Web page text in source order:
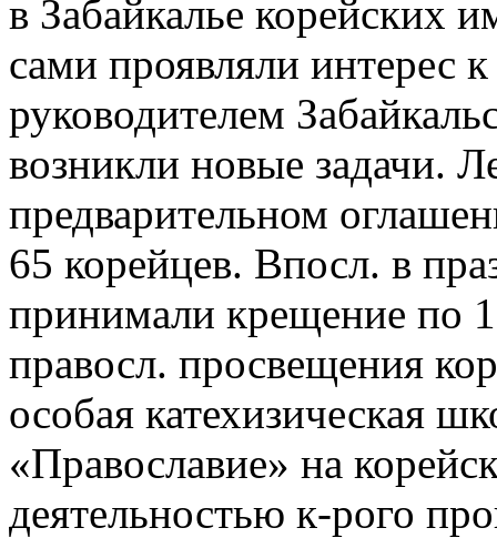
в Забайкалье корейских
сами проявляли интерес
руководителем
возникли новые задачи.
предварительном
65 корейцев. Впосл. в
принимали крещение по
правосл. просвещения
особая катехизическая
«Православие» на
деятельностью к-рого